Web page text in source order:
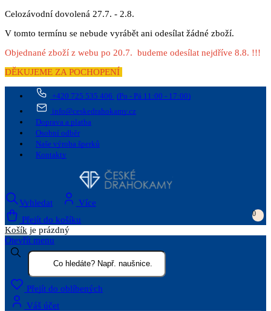
Celozávodní dovolená 27.7. - 2.8.
V tomto termínu se nebude vyrábět ani odesílat žádné zboží.
Objednané zboží z webu po 20.7. budeme odesílat nejdříve 8.8. !!!
DĚKUJEME ZA POCHOPENÍ
+420 725 535 406 (Po - Pá 11:00 - 17:00)
info@ceskedrahokamy.cz
Doprava a platba
Osobní odběr
Naše výroba šperků
Kontakty
Vyhledat
Více
Přejít do košíku
0
Košík je prázdný
Otevřít menu
Přejít do oblíbených
Váš účet